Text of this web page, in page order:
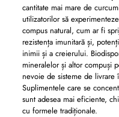
cantitate mai mare de
utilizatorilor să
compus natural, cum ar fi
rezistența imunitară și,
inimii și a creierului.
mineralelor și altor compuși
nevoie de sisteme de
Suplimentele care se
sunt adesea mai eficiente,
cu formele tradiționale.